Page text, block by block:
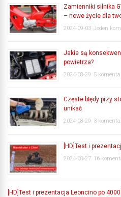
Zamienniki silnika
– nowe życie dla
2024-09-03 Jeden
Jakie są
powietrza?
2024-08-29 5
Częste błędy przy
unikać
2024-08-29 3
[HD]Test i
2024-08-27 16
[HD]Test i prezentacja Leoncino po